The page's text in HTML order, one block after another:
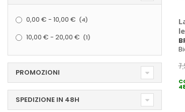
0,00 € - 10,00 € 4
10,00 € - 20,00 € 1
PROMOZIONI
SPEDIZIONE IN 48H